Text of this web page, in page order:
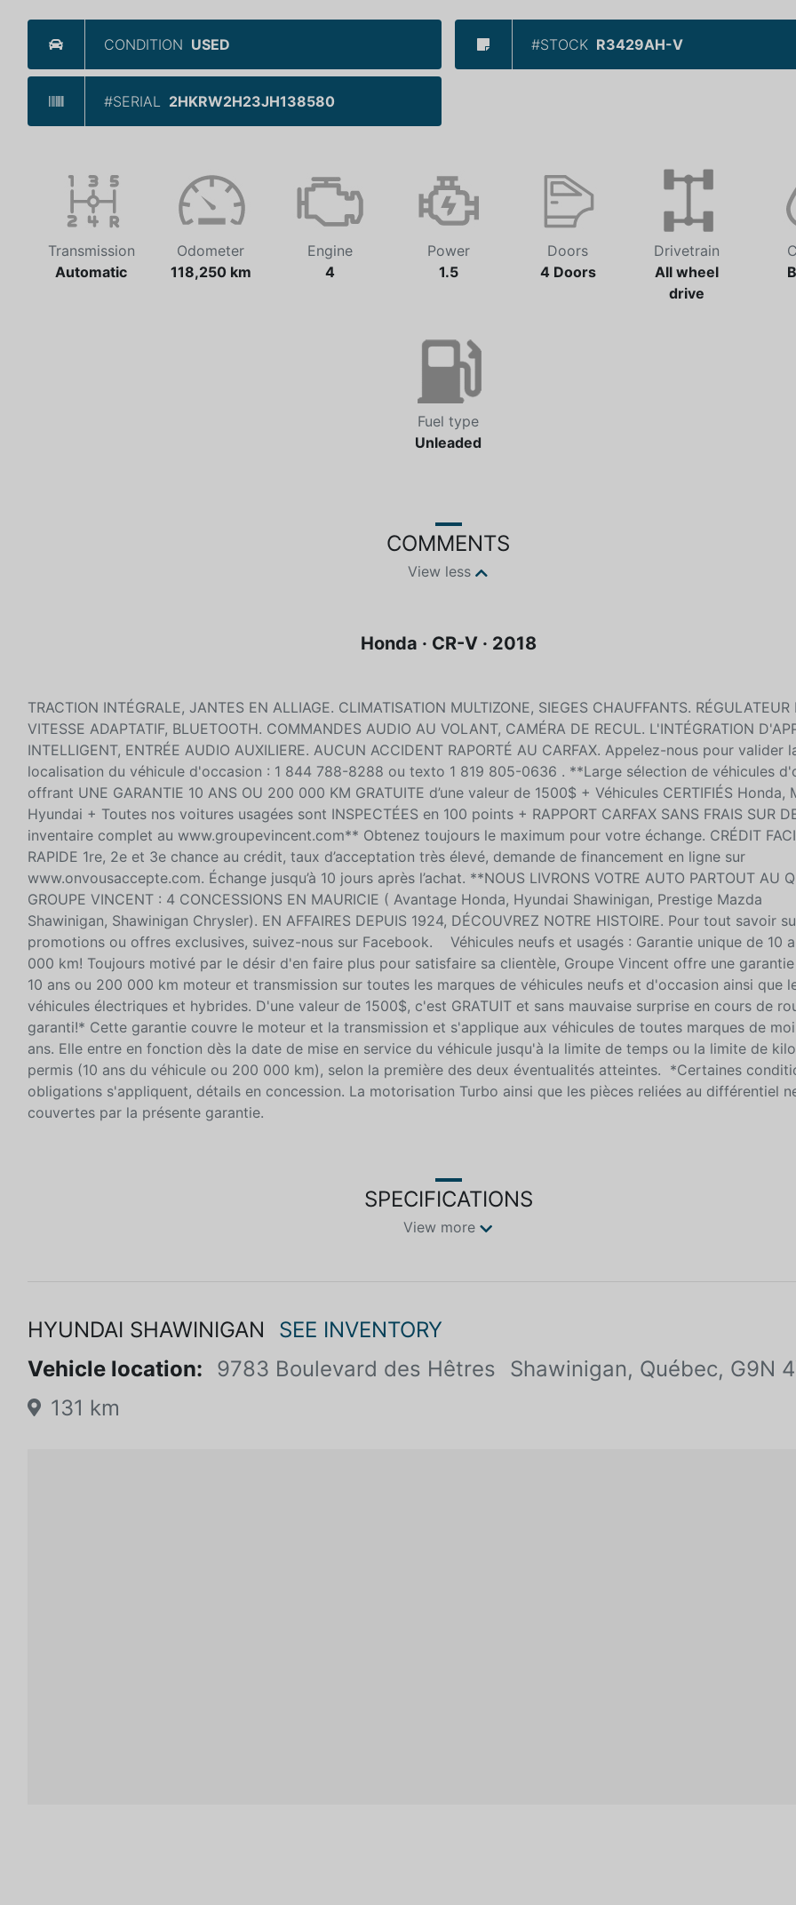
CONDITION USED #STOCK R3429AH-V
#SERIAL 2HKRW2H23JH138580
Transmission
Automatic
Odometer
118,250 km
Engine
4
Power
1.5
Doors
4 Doors
Drivetrain
All wheel
drive
Fuel type
Unleaded
COMMENTS
View less
Honda · CR-V · 2018
TRACTION INTÉGRALE, JANTES EN ALLIAGE. CLIMATISATION MULTIZONE, SIEGES CHAUFFANTS. RÉGULATEUR
VITESSE ADAPTATIF, BLUETOOTH. COMMANDES AUDIO AU VOLANT, CAMÉRA DE RECUL. L'INTÉGRATION
INTELLIGENT, ENTRÉE AUDIO AUXILIERE. AUCUN ACCIDENT RAPORTÉ AU CARFAX. Appelez-nous pour valider
localisation du véhicule d'occasion : 1 844 788-8288 ou texto 1 819 805-0636 . **Large sélection de véhicules
offrant UNE GARANTIE 10 ANS OU 200 000 KM GRATUITE d’une valeur de 1500$ + Véhicules CERTIFIÉS Honda,
Hyundai + Toutes nos voitures usagées sont INSPECTÉES en 100 points + RAPPORT CARFAX SANS FRAIS SUR
inventaire complet au www.groupevincent.com** Obtenez toujours le maximum pour votre échange. CRÉDIT
RAPIDE 1re, 2e et 3e chance au crédit, taux d’acceptation très élevé, demande de financement en ligne sur
www.onvousaccepte.com. Échange jusqu’à 10 jours après l’achat. **NOUS LIVRONS VOTRE AUTO PARTOUT AU
GROUPE VINCENT : 4 CONCESSIONS EN MAURICIE ( Avantage Honda, Hyundai Shawinigan, Prestige Mazda
Shawinigan, Shawinigan Chrysler). EN AFFAIRES DEPUIS 1924, DÉCOUVREZ NOTRE HISTOIRE. Pour tout savoir
promotions ou offres exclusives, suivez-nous sur Facebook. Véhicules neufs et usagés : Garantie unique de 10
000 km! Toujours motivé par le désir d'en faire plus pour satisfaire sa clientèle, Groupe Vincent offre une
10 ans ou 200 000 km moteur et transmission sur toutes les marques de véhicules neufs et d'occasion ainsi que
véhicules électriques et hybrides. D'une valeur de 1500$, c'est GRATUIT et sans mauvaise surprise en cours de
garanti!* Cette garantie couvre le moteur et la transmission et s'applique aux véhicules de toutes marques de
ans. Elle entre en fonction dès la date de mise en service du véhicule jusqu'à la limite de temps ou la limite de
permis (10 ans du véhicule ou 200 000 km), selon la première des deux éventualités atteintes. *Certaines
obligations s'appliquent, détails en concession. La motorisation Turbo ainsi que les pièces reliées au différentiel
couvertes par la présente garantie.
SPECIFICATIONS
View more
HYUNDAI SHAWINIGAN
SEE INVENTORY
Vehicle location:
9783 Boulevard des Hêtres
Shawinigan, Québec, G9N
131 km